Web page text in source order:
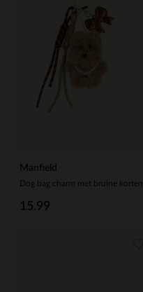
Manfield
Dog bag charm met bruine korten
15.99